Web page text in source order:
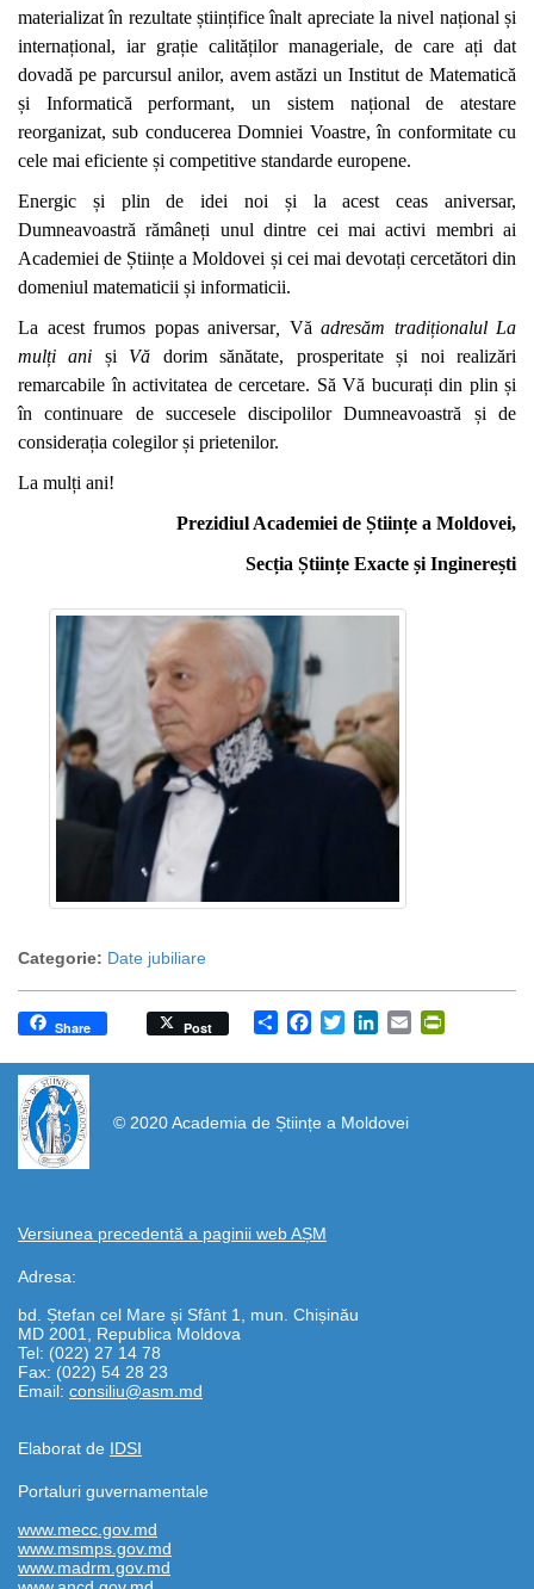
materializat în rezultate științifice înalt apreciate la nivel național și
internațional, iar grație calităților manageriale, de care ați dat
dovadă pe parcursul anilor, avem astăzi un Institut de Matematică
și Informatică performant, un sistem național de atestare
reorganizat, sub conducerea Domniei Voastre, în conformitate cu
cele mai eficiente și competitive standarde europene.
Energic și plin de idei noi și la acest ceas aniversar,
Dumneavoastră rămâneți unul dintre cei mai activi membri ai
Academiei de Științe a Moldovei și cei mai devotați cercetători din
domeniul matematicii și informaticii.
La acest frumos popas aniversar, Vă adresăm tradiționalul La
mulți ani și Vă dorim sănătate, prosperitateși noi realizări
remarcabile în activitatea de cercetare. Să Vă bucurați din plin și
în continuare de succesele discipolilor Dumneavoastră și de
considerația colegilor și prietenilor.
La mulți ani!
Prezidiul Academiei de Științe a Moldovei,
Secția Științe Exacte și Inginerești
Categorie: Date jubiliare
Share
Share Post Facebook
TwitterLinkedIn
Email
© 2020 Academia de Științe a Moldovei
Versiunea precedentă a paginii web AȘM
Adresa:
bd. Ștefan cel Mare și Sfânt 1, mun. Chișinău
MD 2001, Republica Moldova
Tel: (022) 27 14 78
Fax: (022) 54 28 23
Email: consiliu@asm.md
Elaborat de IDSI
https://propletenie.ru/
Portaluri guvernamentale
www.mecc.gov.md
www.msmps.gov.md
www.madrm.gov.md